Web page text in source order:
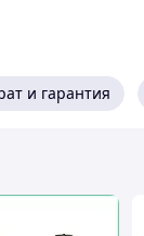
и гарантия